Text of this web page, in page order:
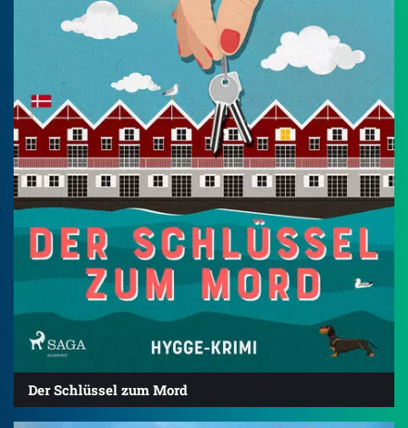
Der Schlüssel zum Mord